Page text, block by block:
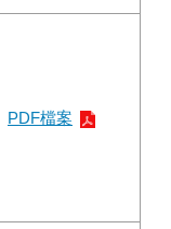
PDF檔案